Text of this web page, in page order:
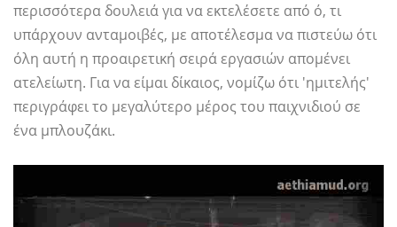
περισσότερα δουλειά για να εκτελέσετε από ό, τι
υπάρχουν ανταμοιβές, με αποτέλεσμα να πιστεύω ότι
όλη αυτή η προαιρετική σειρά εργασιών απομένει
ατελείωτη. Για να είμαι δίκαιος, νομίζω ότι 'ημιτελής'
περιγράφει το μεγαλύτερο μέρος του παιχνιδιού σε
ένα μπλουζάκι.